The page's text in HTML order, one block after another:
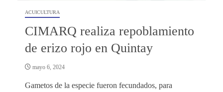
ACUICULTURA
CIMARQ realiza repoblamiento
de erizo rojo en Quintay
mayo 6, 2024
Gametos de la especie fueron fecundados, para